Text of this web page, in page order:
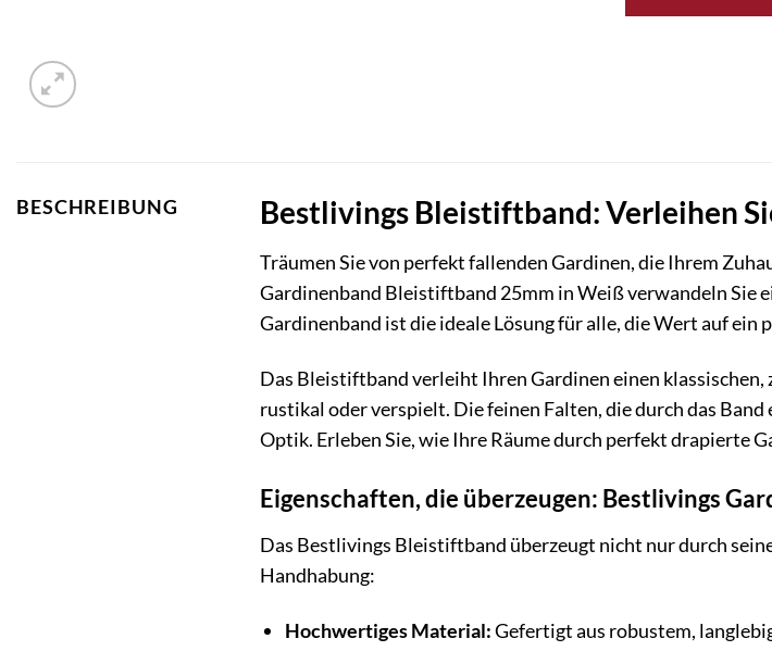
BESCHREIBUNG Bestlivings Bleistiftband: Verleihen
Träumen Sie von perfekt fallenden Gardinen, die Ihrem
Gardinenband Bleistiftband 25mm in Weiß verwandeln Sie
Gardinenband ist die ideale Lösung für alle, die Wert auf
Das Bleistiftband verleiht Ihren Gardinen einen
rustikal oder verspielt. Die feinen Falten, die durch das
Optik. Erleben Sie, wie Ihre Räume durch perfekt drapierte
Eigenschaften, die überzeugen: Bestlivings
Das Bestlivings Bleistiftband überzeugt nicht nur durch
Handhabung:
Hochwertiges Material:Gefertigt aus robustem,